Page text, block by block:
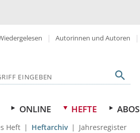
Autorinnen und Autoren
ONLINE HEFTE ABOS
Heft Heftarchiv Jahresregister